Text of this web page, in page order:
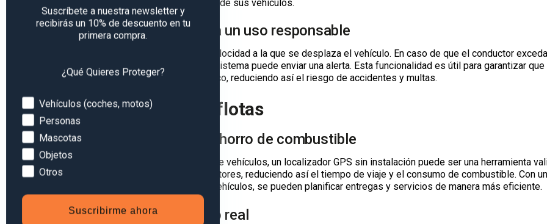
necesitan controlar los límites operativos de sus vehículos.
4. Control de velocidad para un uso responsable
El localizador GPS puede monitorear la velocidad a la que se desplaza el vehículo. En caso de que el conductor
límites de velocidad preestablecidos, el sistema puede enviar una alerta. Esta funcionalidad es útil para garantizar
conductores respeten las normas de tráfico, reduciendo así el riesgo de accidentes y multas.
Usos en la gestión de flotas
1. Optimización de rutas y ahorro de combustible
Para las empresas que gestionan flotas de vehículos, un localizador GPS sin instalación puede ser una herramienta
Permite optimizar las rutas de los conductores, reduciendo así el tiempo de viaje y el consumo de combustible. Con
conocimiento de las ubicaciones de los vehículos, se pueden planificar entregas y servicios de manera más eficiente.
2. Monitorización en tiempo real
Suscríbete a nuestra newsletter y
recibirás un 10% de descuento en tu
primera compra.
¿Qué Quieres Proteger?
Devices
Vehículos (coches, motos)
Personas
Mascotas
Objetos
Otros
Suscribirme ahora